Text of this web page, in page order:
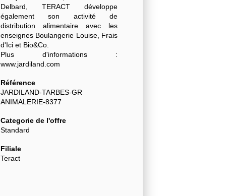
Delbard, TERACT développe
également son activité de
distribution alimentaire avec les
enseignes Boulangerie Louise, Frais
d'Ici et Bio&Co.
Plus d'informations :
www.jardiland.com
Référence
JARDILAND-TARBES-GR
ANIMALERIE-8377
Categorie de l'offre
Standard
Filiale
Teract